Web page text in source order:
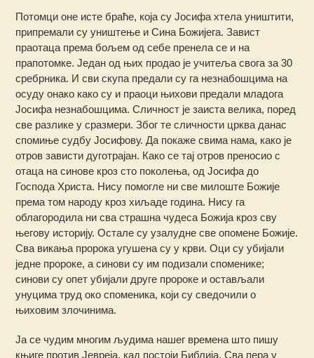
Потомци оне исте браће, која су Јосифа хтела уништити,
припремали су уништење и Сина Божијега. Завист
праотаца према бољем од себе пренела се и на
прапотомке. Један од њих продао је учитеља свога за 30
сребрника. И сви скупа предали су га незнабошцима на
осуду онако како су и праоци њихови предали младога
Јосифа незнабошцима. Сличност је заиста велика, поред
све разлике у сразмери. Због те сличности црква данас
спомиње судбу Јосифову. Да покаже свима нама, како је
отров зависти дуготрајан. Како се тај отров преносио с
отаца на синове кроз сто поколења, од Јосифа до
Господа Христа. Нису помогле ни све милоште Божије
према том народу кроз хиљаде година. Нису га
облагородила ни сва страшна чудеса Божија кроз сву
његову историју. Остале су узалудне све опомене Божије.
Сва викања пророка угушена су у крви. Оци су убијали
једне пророке, а синови су им подизали споменике;
синови су опет убијали друге пророке и остављали
унуцима труд око споменика, који су сведочили о
њиховим злочинима.
Ја се чудим многим људима нашег времена што пишу
књиге против Јевреја, кад постоји Библија. Сва пера у